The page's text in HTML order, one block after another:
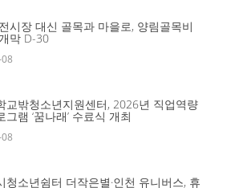
시장 대신 골목과 마을로, 양림골목비
막 D-30
교밖청소년지원센터, 2026년 직업역량
그램 ‘꿈나래’ 수료식 개최
청소년쉼터 더작은별·인천 유니버스, 휴